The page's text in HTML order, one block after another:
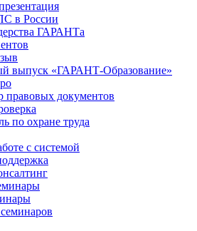
в России
ГАРАНТа
выпуск «ГАРАНТ-Образование»
правовых документов
по охране труда
с системой